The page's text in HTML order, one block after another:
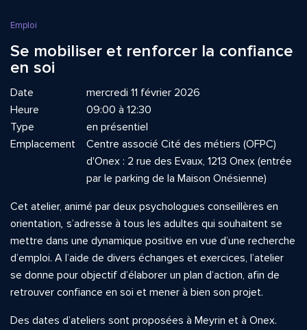
Emploi
Se mobiliser et renforcer la confiance
en soi
Date
mercredi 11 février 2026
Heure
09:00 à 12:30
Type
en présentiel
Emplacement
Centre associé Cité des métiers (OFPC)
d'Onex : 2 rue des Evaux, 1213 Onex (entrée
par le parking de la Maison Onésienne)
Cet atelier, animé par deux psychologues conseillères en
orientation, s’adresse à tous les adultes qui souhaitent se
mettre dans une dynamique positive en vue d’une recherche
d’emploi. A l’aide de divers échanges et exercices, l’atelier
se donne pour objectif d’élaborer un plan d’action, afin de
retrouver confiance en soi et mener à bien son projet.
Des dates d’ateliers sont proposées à Meyrin et à Onex.